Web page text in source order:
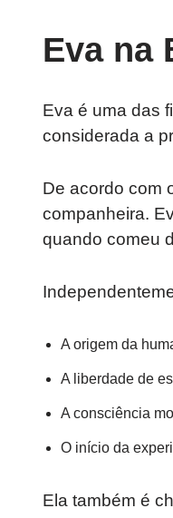
Eva na
Eva é uma das
considerada a
De acordo com
companheira.
quando comeu
A origem da
A liberdade de
A consciência
O início da
Ela também é